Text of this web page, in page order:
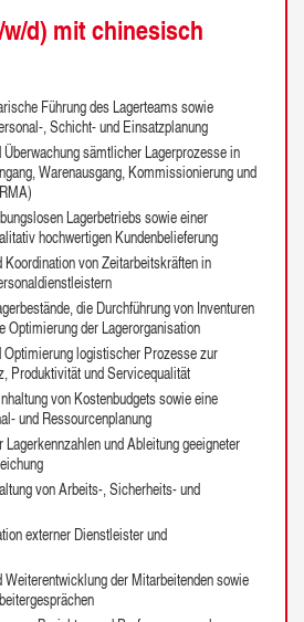
d) mit chinesisch
Führung des Lagerteams sowie
, Schicht- und Einsatzplanung
Überwachung sämtlicher Lagerprozesse in
Warenausgang, Kommissionierung und
Lagerbetriebs sowie einer
hochwertigen Kundenbelieferung
von Zeitarbeitskräften in
die Durchführung von Inventuren
Optimierung der Lagerorganisation
Optimierung logistischer Prozesse zur
Produktivität und Servicequalität
von Kostenbudgets sowie eine
und Ressourcenplanung
Lagerkennzahlen und Ableitung geeigneter
von Arbeits-, Sicherheits- und
externer Dienstleister und
Weiterentwicklung der Mitarbeitenden sowie